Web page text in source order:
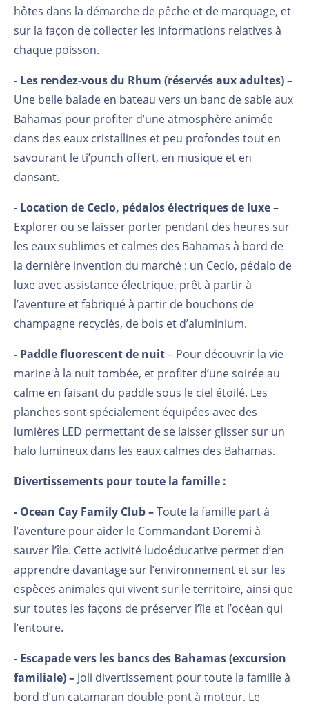
hôtes dans la démarche de pêche et de marquage, et
sur la façon de collecter les informations relatives à
chaque poisson.
- Les rendez-vous du Rhum (réservés aux adultes)–
Une belle balade en bateau vers un banc de sable aux
Bahamas pour profiter d’une atmosphère animée
dans des eaux cristallines et peu profondes tout en
savourant le ti’punch offert, en musique et en
dansant.
- Location de Ceclo, pédalos électriques de luxe –
Explorer ou se laisser porter pendant des heures sur
les eaux sublimes et calmes des Bahamas à bord de
la dernière invention du marché : un Ceclo, pédalo de
luxe avec assistance électrique, prêt à partir à
l’aventure et fabriqué à partir de bouchons de
champagne recyclés, de bois et d’aluminium.
- Paddle fluorescent de nuit– Pour découvrir la vie
marine à la nuit tombée, et profiter d’une soirée au
calme en faisant du paddle sous le ciel étoilé. Les
planches sont spécialement équipées avec des
lumières LED permettant de se laisser glisser sur un
halo lumineux dans les eaux calmes des Bahamas.
Divertissements pour toute la famille :
- Ocean Cay Family Club –Toute la famille part à
l’aventure pour aider le Commandant Doremi à
sauver l’île. Cette activité ludoéducative permet d’en
apprendre davantage sur l’environnement et sur les
espèces animales qui vivent sur le territoire, ainsi que
sur toutes les façons de préserver l’île et l’océan qui
l’entoure.
- Escapade vers les bancs des Bahamas (excursion
familiale) – Joli divertissement pour toute la famille à
bord d’un catamaran double-pont à moteur. Le